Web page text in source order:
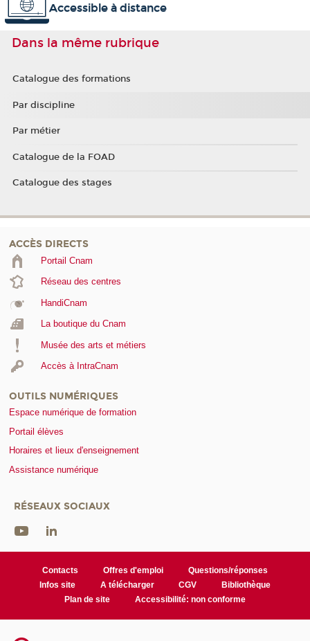
Accessible à distance
Dans la même rubrique
Catalogue des formations
Par discipline
Par métier
Catalogue de la FOAD
Catalogue des stages
ACCÈS DIRECTS
Portail Cnam
Réseau des centres
HandiCnam
La boutique du Cnam
Musée des arts et métiers
Accès à IntraCnam
OUTILS NUMÉRIQUES
Espace numérique de formation
Portail élèves
Horaires et lieux d'enseignement
Assistance numérique
RÉSEAUX SOCIAUX
Contacts Offres d'emploi
Questions/réponses
Infos site
A télécharger CGV
Bibliothèque
Plan de site
Accessibilité: non conforme